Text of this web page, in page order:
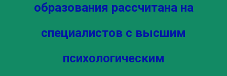
образования рассчитана на
специалистов с высшим
психологическим